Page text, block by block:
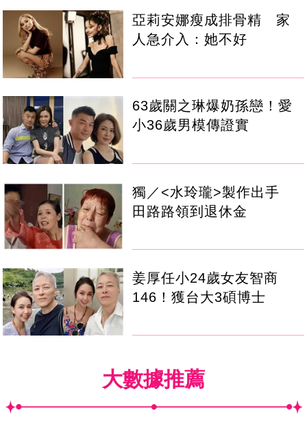
亞莉安娜瘦成排骨精 家
人急介入：她不好
63歲關之琳爆奶孫戀！愛
小36歲男模傳證實
獨／<水玲瓏>製作出手
田路路領到退休金
姜厚任小24歲女友智商
146！獲台大3碩博士
大數據推薦